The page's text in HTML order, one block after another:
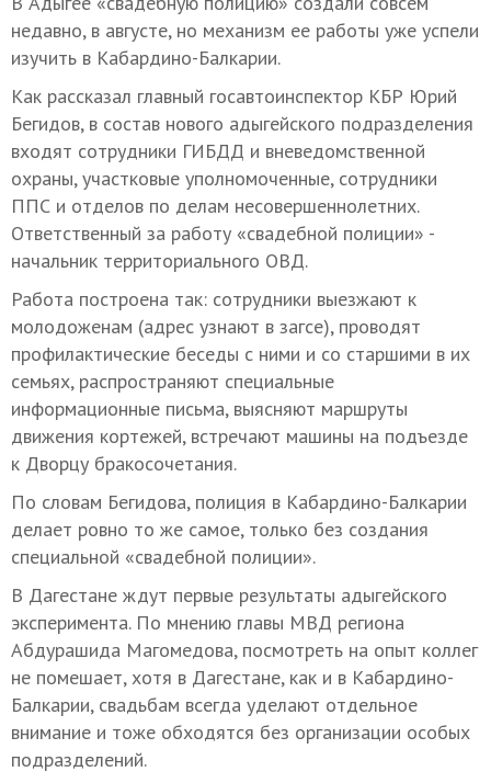
недавно, в августе, но механизм ее работы уже успели
изучить в Кабардино-Балкарии.
Как рассказал главный госавтоинспектор КБР Юрий
Бегидов, в состав нового адыгейского подразделения
входят сотрудники ГИБДД и вневедомственной
охраны, участковые уполномоченные, сотрудники
ППС и отделов по делам несовершеннолетних.
Ответственный за работу «свадебной полиции» -
начальник территориального ОВД.
Работа построена так: сотрудники выезжают к
молодоженам (адрес узнают в загсе), проводят
профилактические беседы с ними и со старшими в их
семьях, распространяют специальные
информационные письма, выясняют маршруты
движения кортежей, встречают машины на подъезде
к Дворцу бракосочетания.
По словам Бегидова, полиция в Кабардино-Балкарии
делает ровно то же самое, только без создания
специальной «свадебной полиции».
В Дагестане ждут первые результаты адыгейского
эксперимента. По мнению главы МВД региона
Абдурашида Магомедова, посмотреть на опыт коллег
не помешает, хотя в Дагестане, как и в Кабардино-
Балкарии, свадьбам всегда уделают отдельное
внимание и тоже обходятся без организации особых
подразделений.